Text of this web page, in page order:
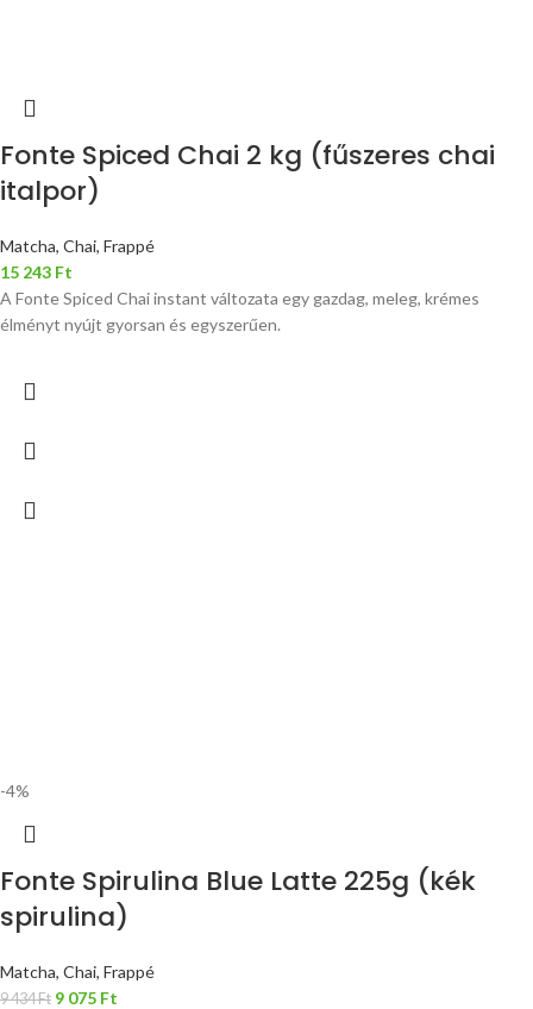
Fonte Spiced Chai 2 kg (fűszeres chai
italpor)
Matcha, Chai, Frappé
15 243 Ft
A Fonte Spiced Chai instant változata egy gazdag, meleg, krémes
élményt nyújt gyorsan és egyszerűen.
-4%
Fonte Spirulina Blue Latte 225g (kék
spirulina)
Matcha, Chai, Frappé
9 434Ft 9 075 Ft